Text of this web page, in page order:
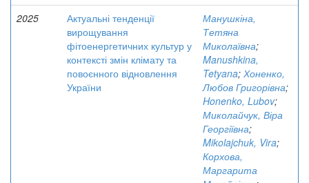
2025
Актуальні тенденції
вирощування
фітоенергетичних культур у
контексті змін клімату та
повоєнного відновлення
України
Манушкіна,
Тетяна
Миколаївна;
Manushkina,
Tetyana; Хоненко,
Любов Григорівна;
Honenko, Lubov;
Миколайчук, Віра
Георгіївна;
Mikolajchuk, Vira;
Корхова,
Маргарита